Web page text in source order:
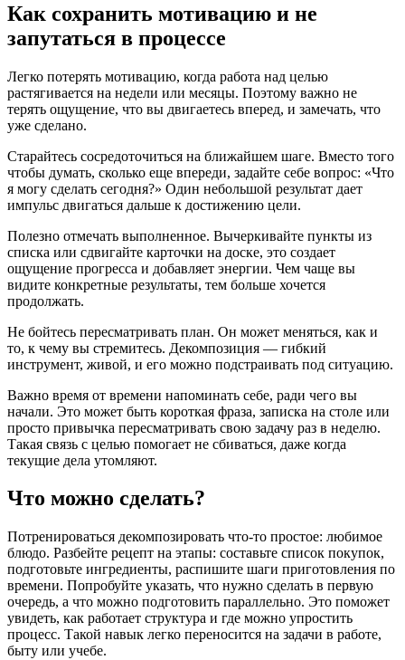
Как сохранить мотивацию и не
запутаться в процессе
Легко потерять мотивацию, когда работа над целью
растягивается на недели или месяцы. Поэтому важно не
терять ощущение, что вы двигаетесь вперед, и замечать, что
уже сделано.
Старайтесь сосредоточиться на ближайшем шаге. Вместо того
чтобы думать, сколько еще впереди, задайте себе вопрос: «Что
я могу сделать сегодня?» Один небольшой результат дает
импульс двигаться дальше к достижению цели.
Полезно отмечать выполненное. Вычеркивайте пункты из
списка или сдвигайте карточки на доске, это создает
ощущение прогресса и добавляет энергии. Чем чаще вы
видите конкретные результаты, тем больше хочется
продолжать.
Не бойтесь пересматривать план. Он может меняться, как и
то, к чему вы стремитесь. Декомпозиция — гибкий
инструмент, живой, и его можно подстраивать под ситуацию.
Важно время от времени напоминать себе, ради чего вы
начали. Это может быть короткая фраза, записка на столе или
просто привычка пересматривать свою задачу раз в неделю.
Такая связь с целью помогает не сбиваться, даже когда
текущие дела утомляют.
Что можно сделать?
Потренироваться декомпозировать что-то простое: любимое
блюдо. Разбейте рецепт на этапы: составьте список покупок,
подготовьте ингредиенты, распишите шаги приготовления по
времени. Попробуйте указать, что нужно сделать в первую
очередь, а что можно подготовить параллельно. Это поможет
увидеть, как работает структура и где можно упростить
процесс. Такой навык легко переносится на задачи в работе,
быту или учебе.